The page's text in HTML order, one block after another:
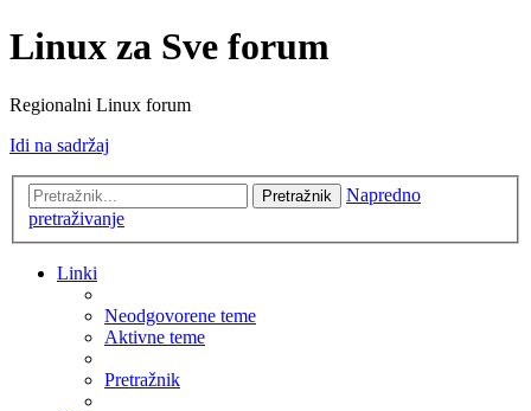
Linux za Sve forum
Regionalni Linux forum
Idi na sadržaj
Pretražnik
Napredno
pretraživanje
Linki
Neodgovorene teme
Aktivne teme
Pretražnik